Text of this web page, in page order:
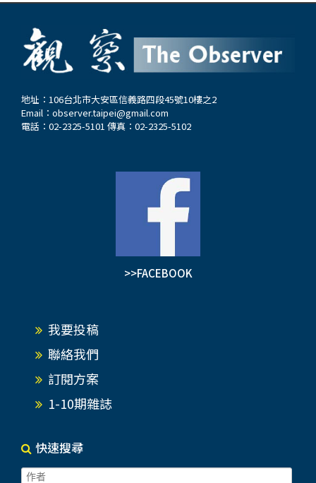
地址：106台北市大安區信義路四段45號10樓之2
Email： observer.taipei@gmail.com
電話：02-2325-5101 傳真：02-2325-5102
>>FACEBOOK
我要投稿
聯絡我們
訂閱方案
1-10期雜誌
快速搜尋